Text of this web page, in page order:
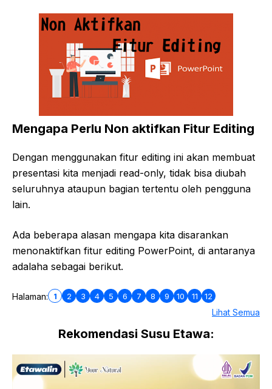
Mengapa Perlu Non aktifkan Fitur Editing
Dengan menggunakan fitur editing ini akan membuat
presentasi kita menjadi read-only, tidak bisa diubah
seluruhnya ataupun bagian tertentu oleh pengguna
lain.
Ada beberapa alasan mengapa kita disarankan
menonaktifkan fitur editing PowerPoint, di antaranya
adalaha sebagai berikut.
Halaman: 1 2 3 4 5 6 7 8 9 10 11 12
Lihat Semua
Rekomendasi Susu Etawa: